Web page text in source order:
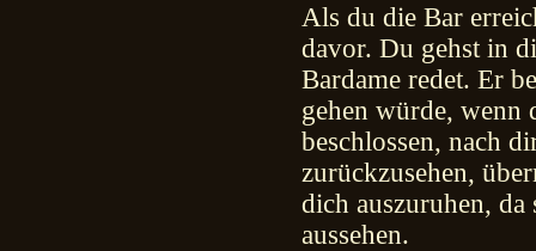
Als du die Bar
davor. Du gehst in
Bardame redet. Er
gehen würde, wenn
beschlossen, nach
zurückzusehen,
dich auszuruhen,
aussehen.